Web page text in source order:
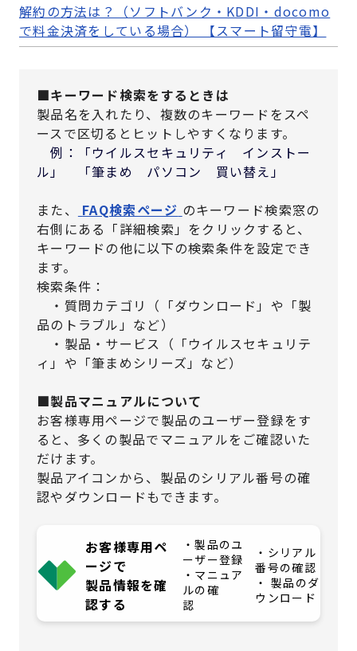
解約の方法は？（ソフトバンク・KDDI・docomo
で料金決済をしている場合） 【スマート留守電】
■キーワード検索をするときは
製品名を入れたり、複数のキーワードをスペ
ースで区切るとヒットしやすくなります。
例：「ウイルスセキュリティ インストー
ル」 「筆まめ パソコン 買い替え」
また、
FAQ検索ページ のキーワード検索窓の
右側にある「詳細検索」をクリックすると、
キーワードの他に以下の検索条件を設定でき
ます。
検索条件：
・質問カテゴリ（「ダウンロード」や「製
品のトラブル」など）
・製品・サービス（「ウイルスセキュリテ
ィ」や「筆まめシリーズ」など）
■製品マニュアルについて
お客様専用ページで製品のユーザー登録をす
ると、多くの製品でマニュアルをご確認いた
だけます。
製品アイコンから、製品のシリアル番号の確
認やダウンロードもできます。
お客様専用ペ
ージで
製品情報を確
認する
・製品のユ
ーザー登録
・マニュア
ルの確
認
・シリアル
番号の確認
・ 製品のダ
ウンロード